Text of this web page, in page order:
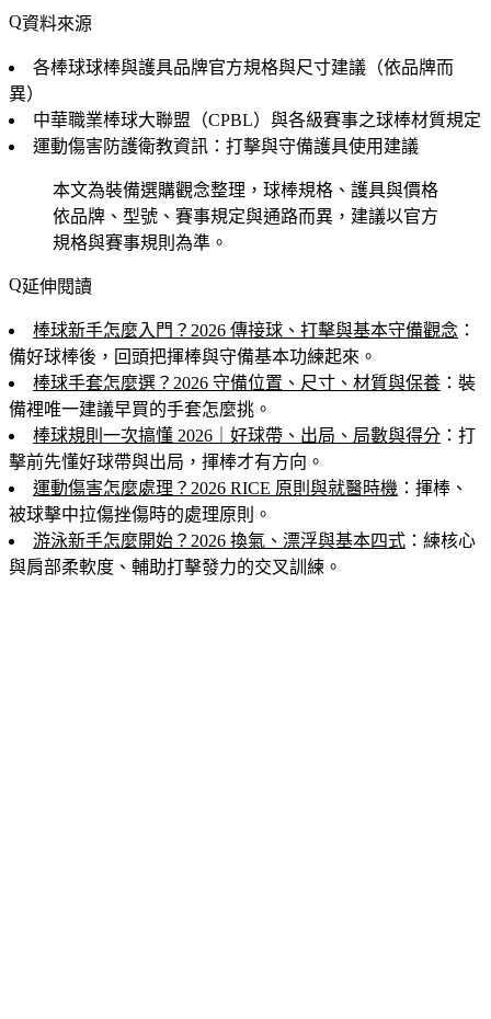
資料來源
各棒球球棒與護具品牌官方規格與尺寸建議（依品牌而
異）
中華職業棒球大聯盟（CPBL）與各級賽事之球棒材質規定
運動傷害防護衛教資訊：打擊與守備護具使用建議
本文為裝備選購觀念整理，球棒規格、護具與價格
依品牌、型號、賽事規定與通路而異，建議以官方
規格與賽事規則為準。
延伸閱讀
棒球新手怎麼入門？2026 傳接球、打擊與基本守備觀念 ：
備好球棒後，回頭把揮棒與守備基本功練起來。
棒球手套怎麼選？2026 守備位置、尺寸、材質與保養 ：裝
備裡唯一建議早買的手套怎麼挑。
棒球規則一次搞懂 2026｜好球帶、出局、局數與得分 ：打
擊前先懂好球帶與出局，揮棒才有方向。
運動傷害怎麼處理？2026 RICE 原則與就醫時機 ：揮棒、
被球擊中拉傷挫傷時的處理原則。
游泳新手怎麼開始？2026 換氣、漂浮與基本四式 ：練核心
與肩部柔軟度、輔助打擊發力的交叉訓練。